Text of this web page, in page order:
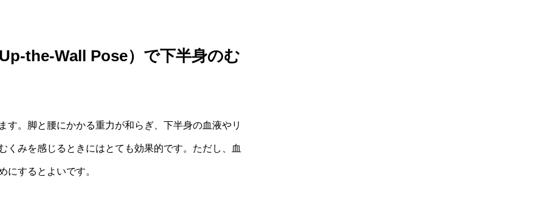
the-Wall Pose）で下半身のむ
。脚と腰にかかる重力が和らぎ、下半身の血液やリ
くみを感じるときにはとても効果的です。ただし、血
にするとよいです。